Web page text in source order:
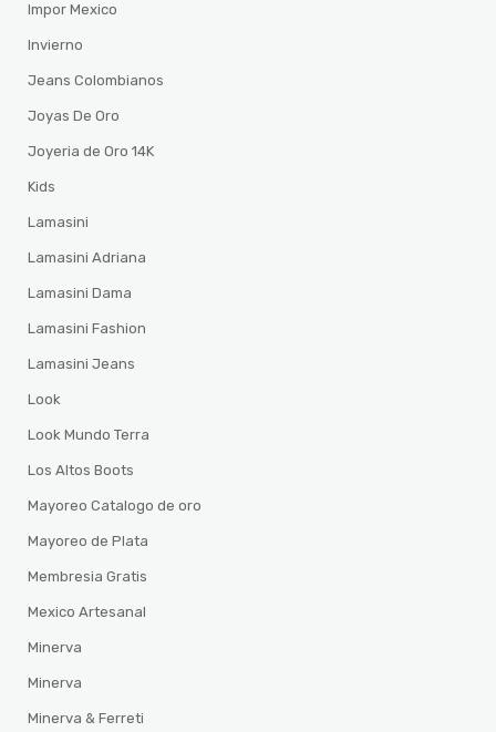
Impor Mexico
Invierno
Jeans Colombianos
Joyas De Oro
Joyeria de Oro 14K
Kids
Lamasini
Lamasini Adriana
Lamasini Dama
Lamasini Fashion
Lamasini Jeans
Look
Look Mundo Terra
Los Altos Boots
Mayoreo Catalogo de oro
Mayoreo de Plata
Membresia Gratis
Mexico Artesanal
Minerva
Minerva
Minerva & Ferreti